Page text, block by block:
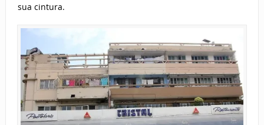
sua cintura.